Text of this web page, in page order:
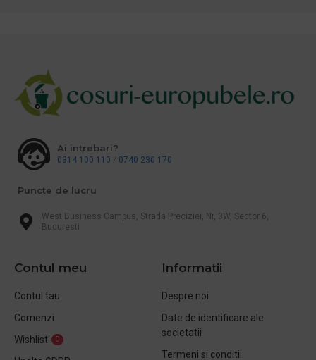
Ai intrebari?
0314 100 110 / 0740 230 170
Puncte de lucru
West Business Campus, Strada Preciziei, Nr, 3W, Sector 6,
Bucuresti
Contul meu
Contul tau
Comenzi
Wishlist
0
Informatii
Despre noi
Date de identificare ale
societatii
Termeni si conditii